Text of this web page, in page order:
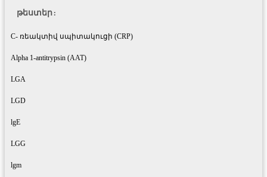
թեստեր :
C- ռեակտիվ սպիտակուցի (CRP)
Alpha 1-antitrypsin (AAT)
LGA
LGD
lgE
LGG
lgm